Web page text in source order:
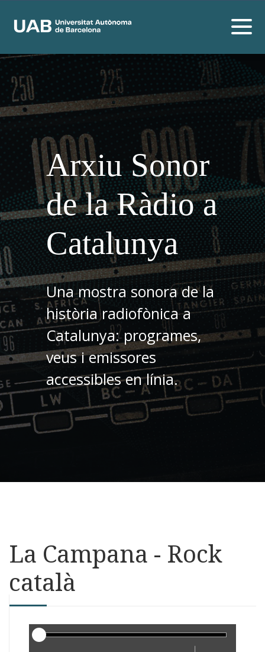
Arxiu Sonor
de la Ràdio a
Catalunya
Una mostra sonora de la
història radiofònica a
Catalunya: programes,
veus i emissores
accessibles en línia.
La Campana - Rock
català
Reproductor